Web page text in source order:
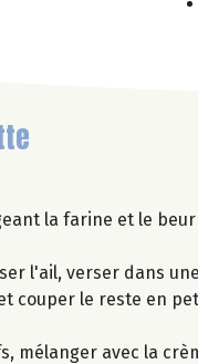
la farine et le
l'ail, verser dans
le reste en
mélanger avec la